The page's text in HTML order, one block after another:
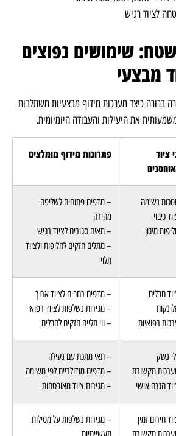
לציוד רגיש
שימושים נפוצים
מבצעי
ברורה כיצד מערכות מידוף מבצעיות משתלבות
את היעילות והעבודה היומיומית.
ציוד
פתרונות מידוף מומלצים
נשימה
כיבוי
מיגון
– מדפים פתוחים לשליפה
מהירה
– תאים סגורים לציוד רגיש
– מתלים חזקים לחליפות ולציוד
תלוי
חבלים
רפואיות
– מדפים רחבים לציוד ארוך
– מגירות נשלפות לציוד רפואי
– ווי תלייה חזקים לחבלים
נשק
תקשורת
הגנה אישי
– תאי מתכת עם נעילה
– מדפים מודולריים לפי משימה
– מגירות ציוד מאובטחות
חירום זמין
– מגירות נשלפות על מסילות